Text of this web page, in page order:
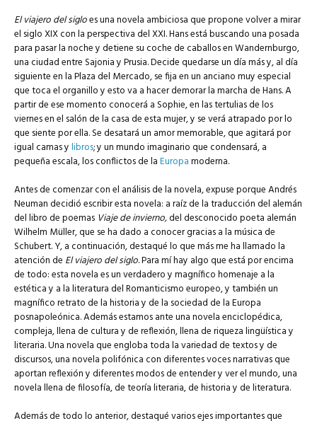
El viajero del sigloes una novela ambiciosa que propone volver a mirar
el siglo XIX con la perspectiva del XXI. Hans está buscando una posada
para pasar la noche y detiene su coche de caballos en Wandernburgo,
una ciudad entre Sajonia y Prusia. Decide quedarse un día más y, al día
siguiente en la Plaza del Mercado, se fija en un anciano muy especial
que toca el organillo y esto va a hacer demorar la marcha de Hans. A
partir de ese momento conocerá a Sophie, en las tertulias de los
viernes en el salón de la casa de esta mujer, y se verá atrapado por lo
que siente por ella. Se desatará un amor memorable, que agitará por
igual camas ylibros; y un mundo imaginario que condensará, a
pequeña escala, los conflictos de laEuropamoderna.
Antes de comenzar con el análisis de la novela, expuse porque Andrés
Neuman decidió escribir esta novela: a raíz de la traducción del alemán
del libro de poemas Viaje de invierno,del desconocido poeta alemán
Wilhelm Müller, que se ha dado a conocer gracias a la música de
Schubert. Y, a continuación, destaqué lo que más me ha llamado la
atención de El viajero del siglo. Para mí hay algo que está por encima
de todo: esta novela es un verdadero y magnífico homenaje a la
estética y a la literatura del Romanticismo europeo, y también un
magnífico retrato de la historia y de la sociedad de la Europa
posnapoleónica. Además estamos ante una novela enciclopédica,
compleja, llena de cultura y de reflexión, llena de riqueza lingüística y
literaria. Una novela que engloba toda la variedad de textos y de
discursos, una novela polifónica con diferentes voces narrativas que
aportan reflexión y diferentes modos de entender y ver el mundo, una
novela llena de filosofía, de teoría literaria, de historia y de literatura.
Además de todo lo anterior, destaqué varios ejes importantes que